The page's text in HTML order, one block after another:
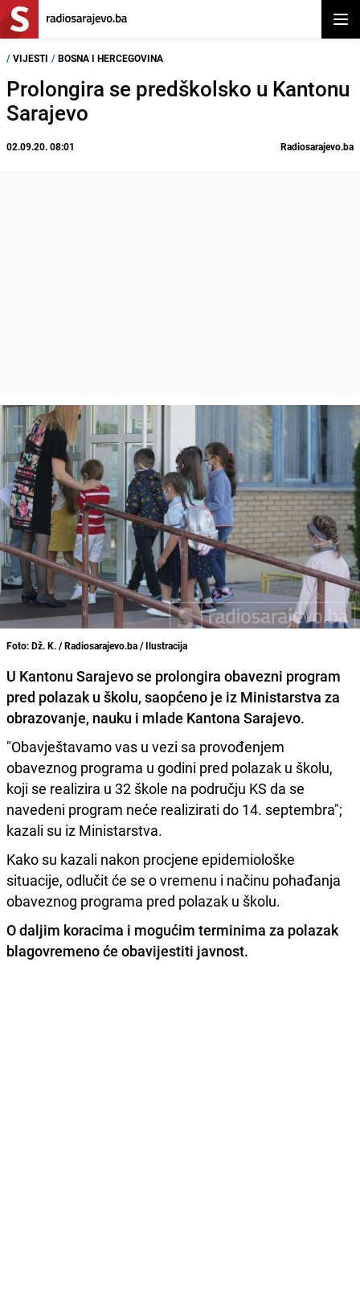
/ VIJESTI / BOSNA I HERCEGOVINA
Prolongira se predškolsko u Kantonu
Sarajevo
02.09.20. 08:01 Radiosarajevo.ba
Foto: Dž. K. / Radiosarajevo.ba / Ilustracija
U Kantonu Sarajevose prolongira obavezni program
pred polazak u školu, saopćeno je iz Ministarstva za
obrazovanje, nauku i mlade Kantona Sarajevo.
"Obavještavamo vas u vezi sa provođenjem
obaveznog programa u godini pred polazak u školu,
koji se realizira u 32 škole na području KS da se
navedeni program neće realizirati do 14. septembra";
kazali su iz Ministarstva.
Kako su kazali nakon procjene epidemiološke
situacije, odlučit će se o vremenu i načinu pohađanja
obaveznog programa pred polazak u školu.
O daljim koracima i mogućim terminima za polazak
blagovremeno će obavijestiti javnost.